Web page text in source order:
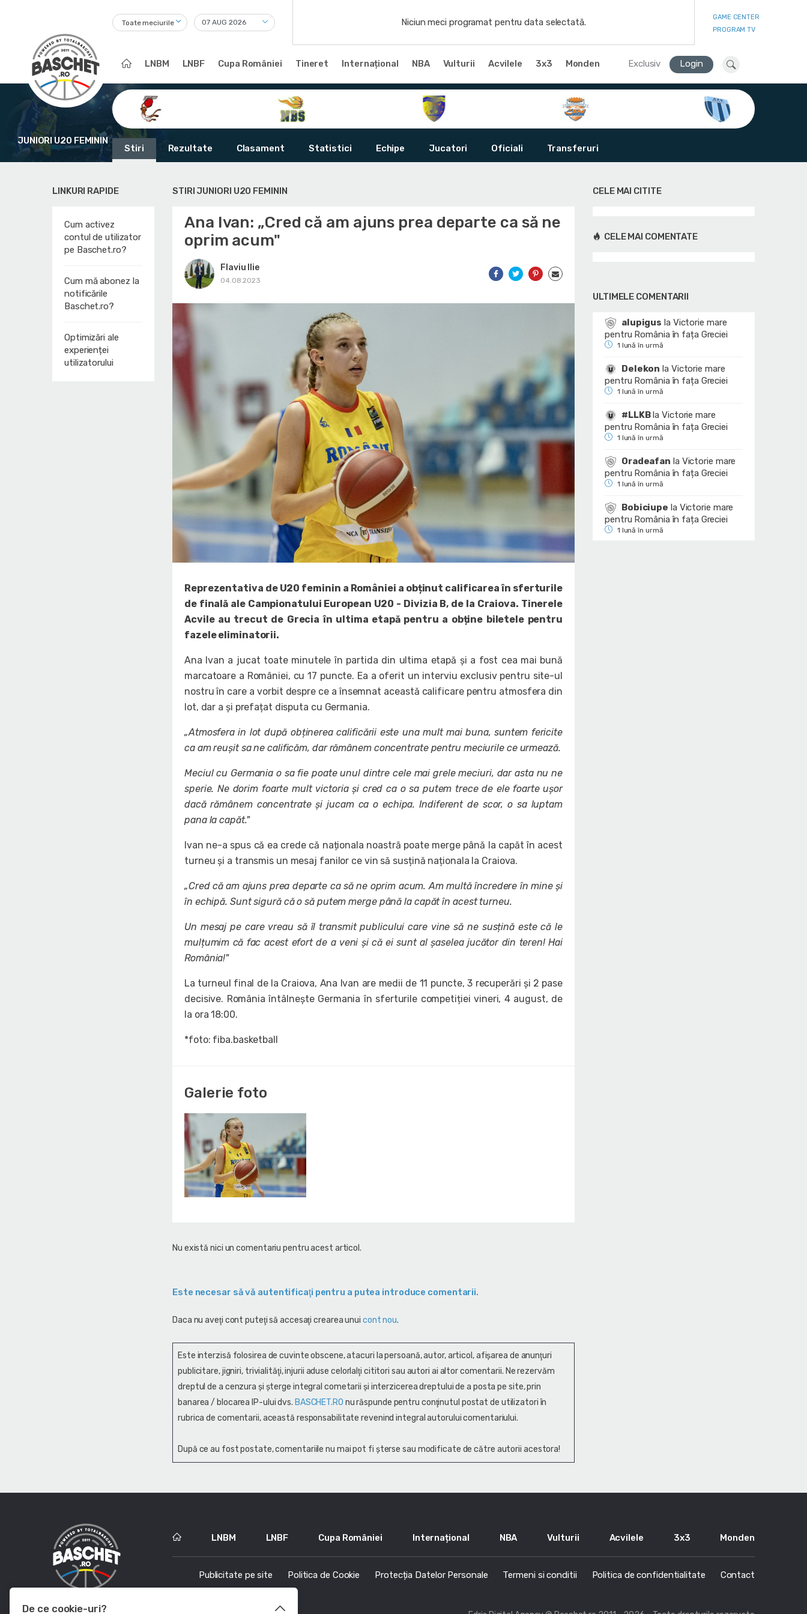
Toate meciurile Niciun meci programat pentru data selectată.
GAME CENTER
PROGRAM TV
LNBM LNBF Cupa României Tineret Internațional NBA Vulturii Acvilele 3x3 Monden Exclusiv Login
JUNIORI U20 FEMININ
Stiri Rezultate Clasament Statistici Echipe Jucatori Oficiali Transferuri
LINKURI RAPIDE
Cum activez
contul de utilizator
pe Baschet.ro?
Cum mă abonez la
notificările
Baschet.ro?
Optimizări ale
experienței
utilizatorului
STIRI JUNIORI U20 FEMININ
Ana Ivan: „Cred că am ajuns prea departe ca să ne
oprim acum"
Flaviu Ilie
04.08.2023
Reprezentativa de U20 feminin a României a obținut calificarea în sferturile
de finală ale Campionatului European U20 - Divizia B, de la Craiova. Tinerele
Acvile au trecut de Grecia în ultima etapă pentru a obține biletele pentru
fazele eliminatorii.
Ana Ivan a jucat toate minutele în partida din ultima etapă și a fost cea mai bună
marcatoare a României, cu 17 puncte. Ea a oferit un interviu exclusiv pentru site-ul
nostru în care a vorbit despre ce a însemnat această calificare pentru atmosfera din
lot, dar a și prefațat disputa cu Germania.
„Atmosfera in lot după obținerea calificării este una mult mai buna, suntem fericite
ca am reușit sa ne calificăm, dar rămânem concentrate pentru meciurile ce urmează.
Meciul cu Germania o sa fie poate unul dintre cele mai grele meciuri, dar asta nu ne
sperie. Ne dorim foarte mult victoria și cred ca o sa putem trece de ele foarte ușor
dacă rămânem concentrate și jucam ca o echipa. Indiferent de scor, o sa luptam
pana la capăt."
Ivan ne-a spus că ea crede că naționala noastră poate merge până la capăt în acest
turneu și a transmis un mesaj fanilor ce vin să susțină naționala la Craiova.
„Cred că am ajuns prea departe ca să ne oprim acum. Am multă încredere în mine și
în echipă. Sunt sigură că o să putem merge până la capăt în acest turneu.
Un mesaj pe care vreau să îl transmit publicului care vine să ne susțină este că le
mulțumim că fac acest efort de a veni și că ei sunt al șaselea jucător din teren! Hai
România!"
La turneul final de la Craiova, Ana Ivan are medii de 11 puncte, 3 recuperări și 2 pase
decisive. România întâlnește Germania în sferturile competiției vineri, 4 august, de
la ora 18:00.
*foto: fiba.basketball
Galerie foto
Nu există nici un comentariu pentru acest articol.
Este necesar să vă autentificaţi pentru a putea introduce comentarii.
Daca nu aveţi cont puteţi să accesaţi crearea unui cont nou.
Este interzisă folosirea de cuvinte obscene, atacuri la persoană, autor, articol, afişarea de anunţuri
publicitare, jigniri, trivialităţi, injurii aduse celorlalţi cititori sau autori ai altor comentarii. Ne rezervăm
dreptul de a cenzura și şterge integral cometarii și interzicerea dreptului de a posta pe site, prin
banarea / blocarea IP-ului dvs. BASCHET.RO nu răspunde pentru conţinutul postat de utilizatori în
rubrica de comentarii, această responsabilitate revenind integral autorului comentariului.
După ce au fost postate, comentariile nu mai pot fi șterse sau modificate de către autorii acestora!
CELE MAI CITITE
CELE MAI COMENTATE
ULTIMELE COMENTARII
alupigus la Victorie mare
pentru România în fața Greciei
1 lună în urmă
Delekon la Victorie mare
pentru România în fața Greciei
1 lună în urmă
#LLKBlaVictorie mare
pentru România în fața Greciei
1 lună în urmă
Oradeafan la Victorie mare
pentru România în fața Greciei
1 lună în urmă
Bobiciupe la Victorie mare
pentru România în fața Greciei
1 lună în urmă
LNBM LNBF Cupa României Internațional NBA Vulturii Acvilele 3x3 Monden
Publicitate pe site Politica de Cookie Protecția Datelor Personale Termeni si conditii Politica de confidentialitate Contact
De ce cookie-uri?